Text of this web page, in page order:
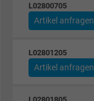
L02800705
Artikel anfragen
L02801205
Artikel anfragen